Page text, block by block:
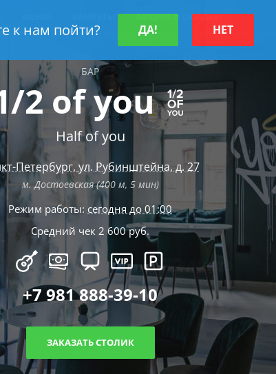
АКЦИИ И СКИДКИ
БАР
2 of you
Half of you
Петербург, ул. Рубинштейна, д. 27
м. Достоевская (400 м, 5 мин)
Режим работы: сегодня до 01:00
Средний чек 2 600 руб.
+7 981 888-39-10
ЗАКАЗАТЬ СТОЛИК
к нам пойти? ДА! НЕТ